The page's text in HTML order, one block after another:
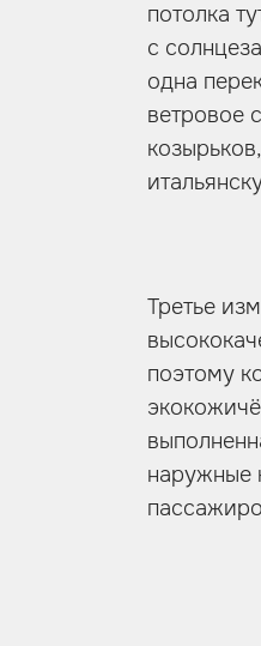
потолка
с
одна
ветровое
Третье
поэтому
наружные